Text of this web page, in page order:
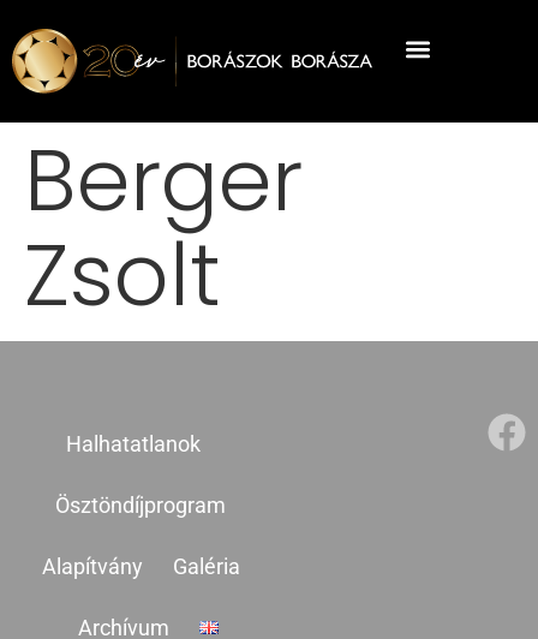
Berger
Zsolt
Halhatatlanok
Ösztöndíjprogram
Alapítvány Galéria
Archívum